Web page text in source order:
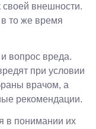
своей внешности.
то же время
вопрос вреда.
при условии
врачом, а
рекомендации.
в понимании их